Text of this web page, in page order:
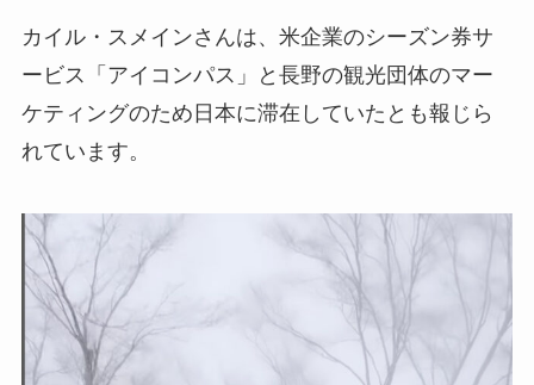
カイル・スメインさんは、米企業のシーズン券サ
ービス「アイコンパス」と長野の観光団体のマー
ケティングのため日本に滞在していたとも報じら
れています。